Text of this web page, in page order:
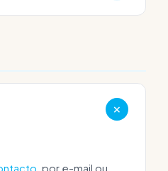
, por e-mail ou